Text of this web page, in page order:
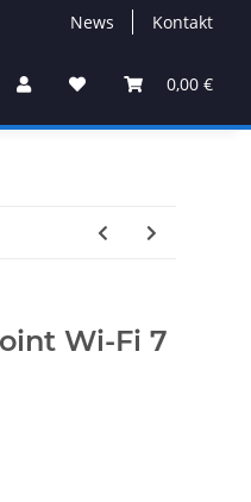
News Kontakt
0,00 €
Wi-Fi 7